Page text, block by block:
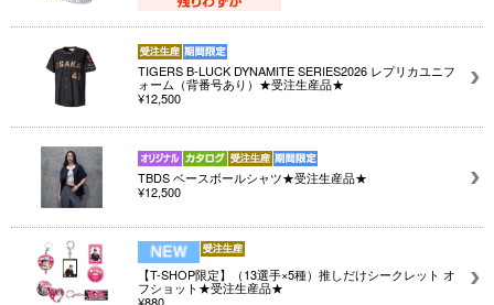
TIGERS B-LUCK DYNAMITE SERIES2026 レプリカユニフ
ォーム（背番号あり）★受注生産品★
¥12,500
TBDS ベースボールシャツ★受注生産品★
¥12,500
【T-SHOP限定】（13選手×5種）推しだけシークレット オ
フショット★受注生産品★